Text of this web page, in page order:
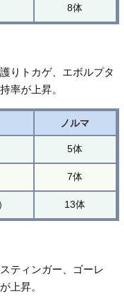
8体
りトカゲ、エボルプタ
率が上昇。
ノルマ
5体
7体
13体
ティンガー、ゴーレ
上昇。